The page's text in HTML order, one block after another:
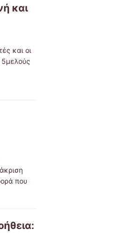
και
και οι
5μελούς
που